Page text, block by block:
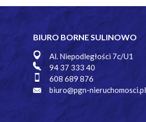
BIURO BORNE SULINOWO
Al. Niepodległości 7c/U1
94 37 333 40
608 689 876
biuro@pgn-nieruchomosci.pl